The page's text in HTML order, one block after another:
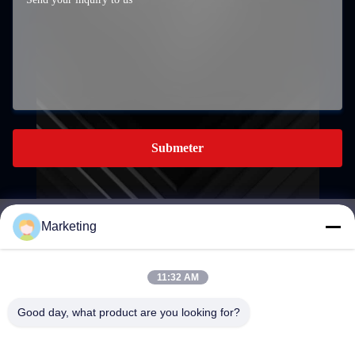
Submeter
marketing@hwashi.com
Marketing
11:32 AM
Good day, what product are you looking for?